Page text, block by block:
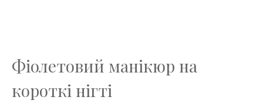
Фіолетовий манікюр на
короткі нігті